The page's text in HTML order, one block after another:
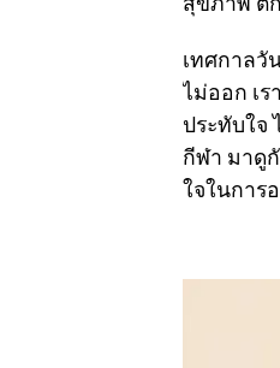
เทศกาลวั
ไม่ออก เ
ประทับใจ
กีฬา มาดู
ใจในกา